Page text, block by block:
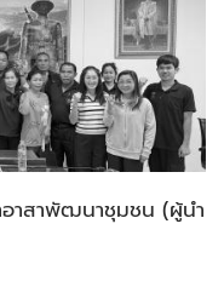
าสาพัฒนาชุมชน (ผู้นำ